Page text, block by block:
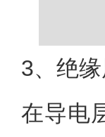
3、绝
在导电